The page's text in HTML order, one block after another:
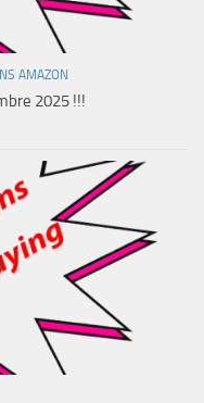
AMAZON
2025 !!!